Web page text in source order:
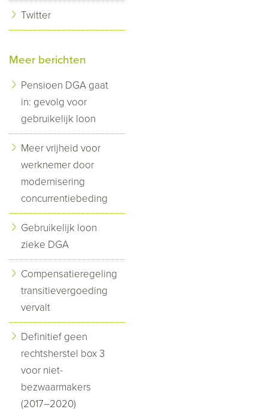
Twitter
Meer berichten
Pensioen DGA gaat
in: gevolg voor
gebruikelijk loon
Meer vrijheid voor
werknemer door
modernisering
concurrentiebeding
Gebruikelijk loon
zieke DGA
Compensatieregeling
transitievergoeding
vervalt
Definitief geen
rechtsherstel box 3
voor niet-
bezwaarmakers
(2017–2020)